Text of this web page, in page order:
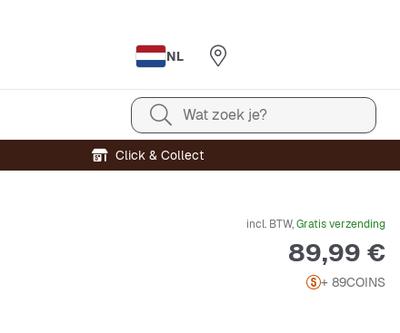
NL
Wat zoek je?
Click & Collect
incl. BTW,Gratis verzending
Prijs
89,99 €
+ 89COINS